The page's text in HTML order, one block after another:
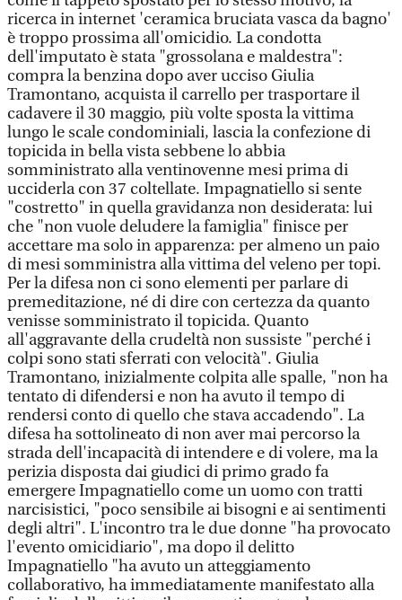
ricerca in internet 'ceramica bruciata vasca da bagno'
è troppo prossima all'omicidio. La condotta
dell'imputato è stata "grossolana e maldestra":
compra la benzina dopo aver ucciso Giulia
Tramontano, acquista il carrello per trasportare il
cadavere il 30 maggio, più volte sposta la vittima
lungo le scale condominiali, lascia la confezione di
topicida in bella vista sebbene lo abbia
somministrato alla ventinovenne mesi prima di
ucciderla con 37 coltellate. Impagnatiello si sente
"costretto" in quella gravidanza non desiderata: lui
che "non vuole deludere la famiglia" finisce per
accettare ma solo in apparenza: per almeno un paio
di mesi somministra alla vittima del veleno per topi.
Per la difesa non ci sono elementi per parlare di
premeditazione, né di dire con certezza da quanto
venisse somministrato il topicida. Quanto
all'aggravante della crudeltà non sussiste "perché i
colpi sono stati sferrati con velocità". Giulia
Tramontano, inizialmente colpita alle spalle, "non ha
tentato di difendersi e non ha avuto il tempo di
rendersi conto di quello che stava accadendo". La
difesa ha sottolineato di non aver mai percorso la
strada dell'incapacità di intendere e di volere, ma la
perizia disposta dai giudici di primo grado fa
emergere Impagnatiello come un uomo con tratti
narcisistici, "poco sensibile ai bisogni e ai sentimenti
degli altri". L'incontro tra le due donne "ha provocato
l'evento omicidiario", ma dopo il delitto
Impagnatiello "ha avuto un atteggiamento
collaborativo, ha immediatamente manifestato alla